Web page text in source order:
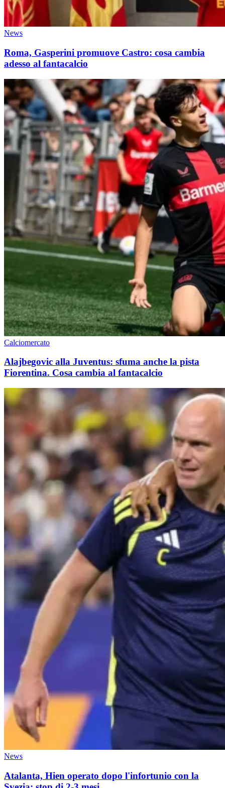
News
Roma, Gasperini promuove Castro: cosa cambia
adesso al fantacalcio
Calciomercato
Alajbegovic alla Juventus: sfuma anche la pista
Fiorentina. Cosa cambia al fantacalcio
News
Atalanta, Hien operato dopo l'infortunio con la